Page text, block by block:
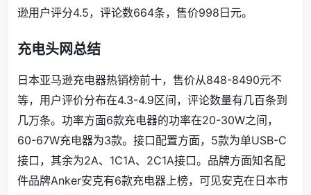
逊用户评分4.5，评论数664条，售价998日元。
充电头网总结
日本亚马逊充电器热销榜前十，售价从848-8490元不
等，用户评价分布在4.3-4.9区间，评论数量有几百条到
几万条。功率方面6款充电器的功率在20-30W之间，
60-67W充电器为3款。接口配置方面，5款为单USB-C
接口，其余为2A、1C1A、2C1A接口。品牌方面知名配
件品牌Anker安克有6款充电器上榜，可见安克在日本市